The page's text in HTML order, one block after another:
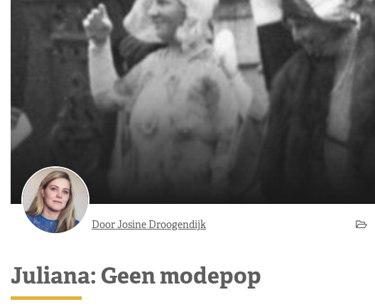
Door Josine Droogendijk
Juliana: Geen modepop